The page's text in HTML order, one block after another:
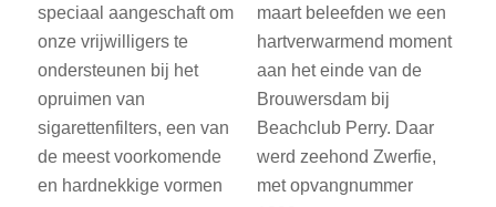
speciaal aangeschaft om
onze vrijwilligers te
ondersteunen bij het
opruimen van
sigarettenfilters, een van
de meest voorkomende
en hardnekkige vormen
maart beleefden we een
hartverwarmend moment
aan het einde van de
Brouwersdam bij
Beachclub Perry. Daar
werd zeehond Zwerfie,
met opvangnummer